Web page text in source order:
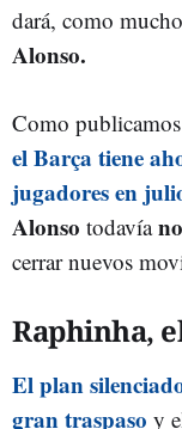
dará, como
Alonso.
Como
el Barça tiene
jugadores en
Alonso todavía
cerrar nuevos
Raphinha,
El plan
gran traspaso y